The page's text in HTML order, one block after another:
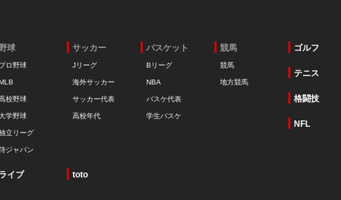
球
プロ野球
校野球
学野球
立リーグ
ジャパン
サッカー
Jリーグ
海外サッカー
サッカー代表
高校年代
バスケット
Bリーグ
NBA
バスケ代表
学生バスケ
競馬
競馬
地方競馬
ゴルフ
テニス
格闘技
NFL
ライブ toto